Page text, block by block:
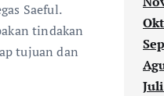
Saeful.
tindakan
tujuan dan